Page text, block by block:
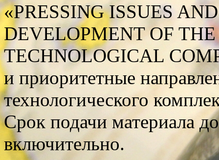
«PRESSING ISSUES
DEVELOPMENT OF
TECHNOLOGICAL
и приоритетные
технологического
Срок подачи материала
включительно.